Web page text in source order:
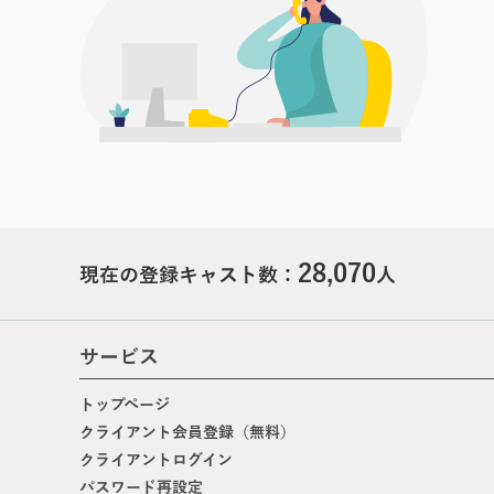
現在の登録キャスト数： 28,070人
サービス
トップページ
クライアント会員登録（無料）
クライアントログイン
パスワード再設定